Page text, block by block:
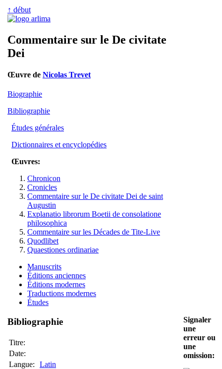
↑ début
Commentaire sur le De civitate
Dei
Œuvre de Nicolas Trevet
Biographie
Bibliographie
Études générales
Dictionnaires et encyclopédies
Œuvres:
Chronicon
Cronicles
Commentaire sur le De civitate Dei de saint
Augustin
Explanatio librorum Boetii de consolatione
philosophica
Commentaire sur les Décades de Tite-Live
Quodlibet
Quaestiones ordinariae
Manuscrits
Éditions anciennes
Éditions modernes
Traductions modernes
Études
Bibliographie
Titre:
Date:
Langue:
Latin
Signaler
une
erreur ou
une
omission: